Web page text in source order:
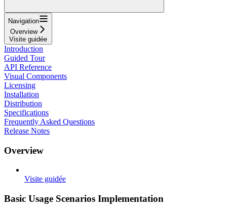
Navigation
Overview
Visite guidée
Introduction
Guided Tour
API Reference
Visual Components
Licensing
Installation
Distribution
Specifications
Frequently Asked Questions
Release Notes
Overview
Visite guidée
Basic Usage Scenarios Implementation